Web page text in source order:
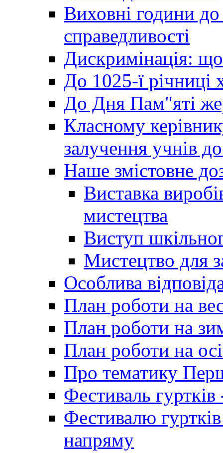
Виховні години до
справедливості
Дискримінація:
До 1025-ї річниці
До Дня Пам"яті
Класному
залучення учнів
Наше змістовне
Виставка
мистецтва
Виступ
Мистецтво для
Особлива
План роботи на
План роботи на
План роботи на
Про тематику
Фестиваль
Фестивалю
напряму